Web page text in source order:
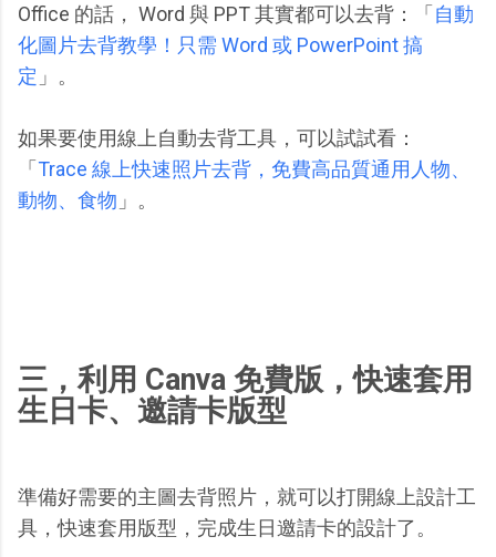
Office 的話， Word 與 PPT 其實都可以去背：「自動
化圖片去背教學！只需 Word 或 PowerPoint 搞
定 」。
如果要使用線上自動去背工具，可以試試看：
「Trace 線上快速照片去背，免費高品質通用人物、
動物、食物 」。
三，利用 Canva 免費版，快速套用
生日卡、邀請卡版型
準備好需要的主圖去背照片，就可以打開線上設計工
具，快速套用版型，完成生日邀請卡的設計了。